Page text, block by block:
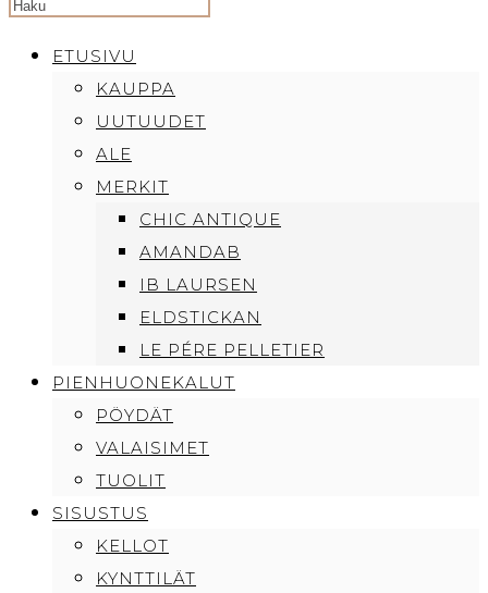
websiteETUSIVU
KAUPPA
UUTUUDET
ALE
MERKIT
CHIC ANTIQUE
AMANDAB
IB LAURSEN
ELDSTICKAN
LE PÉRE PELLETIER
PIENHUONEKALUT
PÖYDÄT
VALAISIMET
TUOLIT
SISUSTUS
KELLOT
KYNTTILÄT